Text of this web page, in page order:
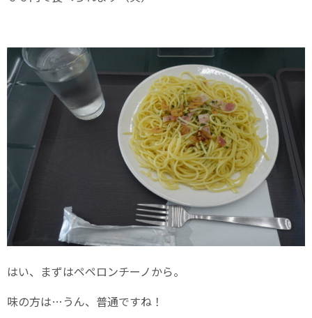
はい、まずはペペロンチーノから。
味の方は…うん、普通ですね！